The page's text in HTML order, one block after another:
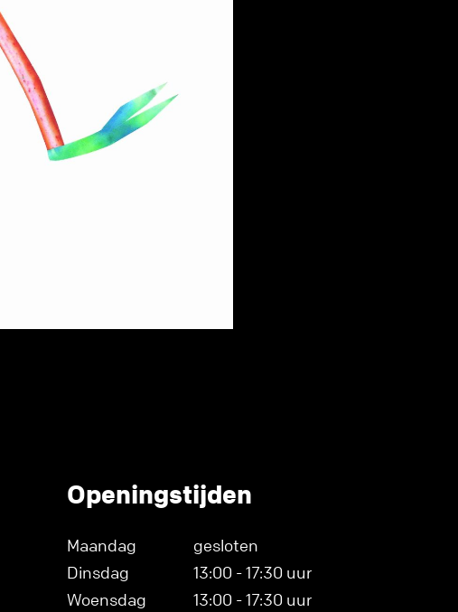
Openingstijden
Maandag
gesloten
Dinsdag
13:00 - 17:30 uur
Woensdag
13:00 - 17:30 uur